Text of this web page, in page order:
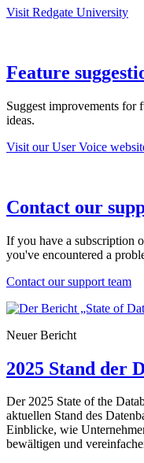
Visit Redgate University
Feature
Suggest improvements for
ideas.
Visit our User Voice
Contact our
If you have a subscription
you've encountered a
Contact our support team
Neuer Bericht
2025 Stand der
Der 2025 State of the
aktuellen Stand des
Einblicke, wie
bewältigen und